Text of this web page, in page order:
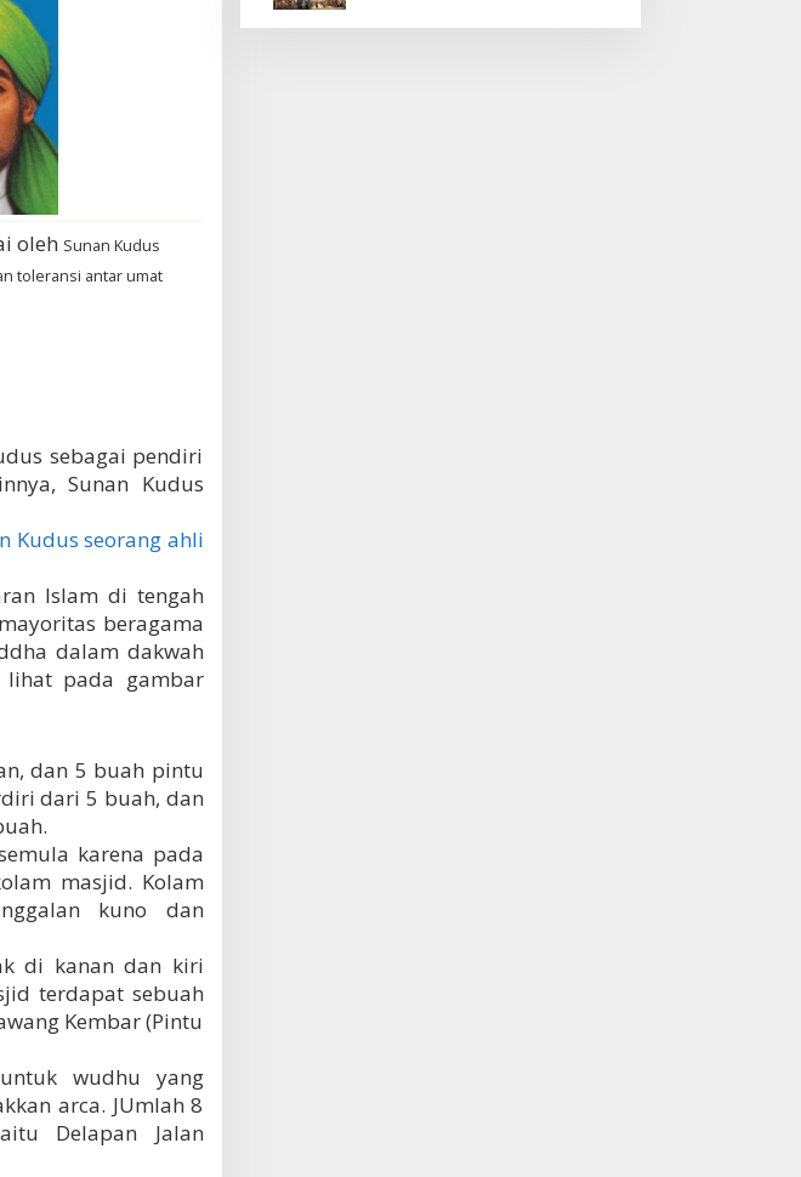
oleh Sunan Kudus
toleransi antar umat
sebagai pendiri
Sunan Kudus
Kudus seorang ahli
Islam di tengah
beragama
dalam dakwah
lihat pada gambar
dan 5 buah pintu
dari 5 buah, dan
karena pada
masjid. Kolam
kuno dan
di kanan dan kiri
terdapat sebuah
Kembar (Pintu
wudhu yang
arca. JUmlah 8
Delapan Jalan